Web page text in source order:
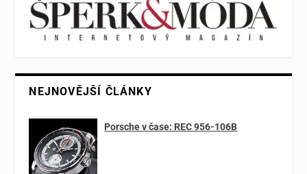
NEJNOVĚJŠÍ ČLÁNKY
Porsche v čase: REC 956-106B